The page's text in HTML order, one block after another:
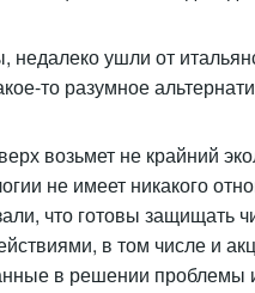
недалеко ушли от
то разумное
возьмет не крайний
не имеет никакого
что готовы защищать
в том числе и
в решении проблемы